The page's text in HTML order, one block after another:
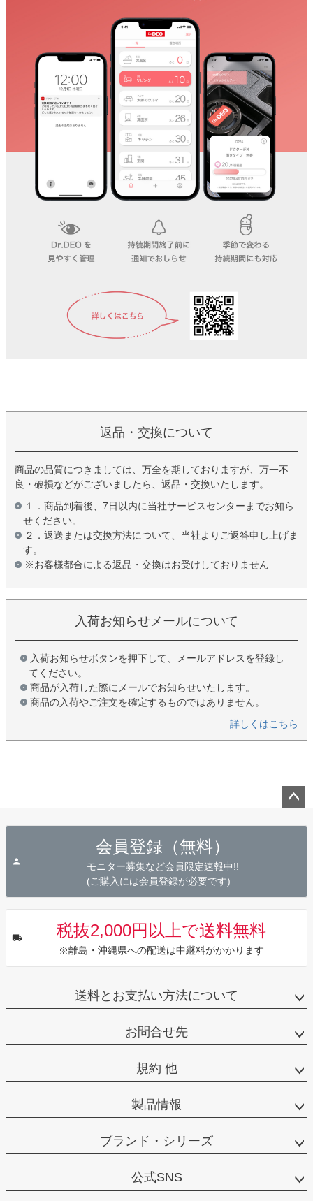
返品・交換について
商品の品質につきましては、万全を期しておりますが、万一不
良・破損などがございましたら、返品・交換いたします。
１．商品到着後、7日以内に当社サービスセンターまでお知ら
せください。
２．返送または交換方法について、当社よりご返答申し上げま
す。
※お客様都合による返品・交換はお受けしておりません
入荷お知らせメールについて
入荷お知らせボタンを押下して、メールアドレスを登録し
てください。
商品が入荷した際にメールでお知らせいたします。
商品の入荷やご注文を確定するものではありません。
詳しくはこちら
会員登録（無料）
モニター募集など会員限定速報中!!
(ご購入には会員登録が必要です)
税抜2,000円以上で送料無料
※離島・沖縄県への配送は中継料がかかります
送料とお支払い方法について
お問合せ先
規約 他
製品情報
ブランド・シリーズ
公式SNS